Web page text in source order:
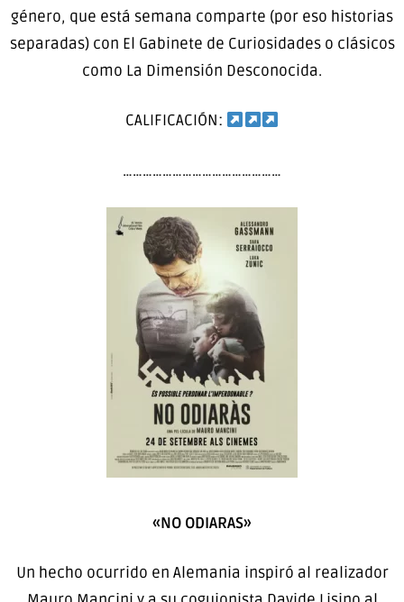
género, que está semana comparte (por eso historias
separadas) con El Gabinete de Curiosidades o clásicos
como La Dimensión Desconocida.
CALIFICACIÓN:
…………………………………………
«NO ODIARAS»
Un hecho ocurrido en Alemania inspiró al realizador